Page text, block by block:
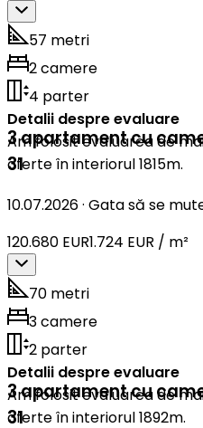
57 metri
2 camere
4 parter
Detalii despre evaluare
Am folosit evaluarea de
oferte în interiorul 1815m.
3 apartament cu
31
10.07.2026· Gata să se
120.680 EUR1.724 EUR / m²
70 metri
3 camere
2 parter
Detalii despre evaluare
Am folosit evaluarea de
oferte în interiorul 1892m.
3 apartament cu
31